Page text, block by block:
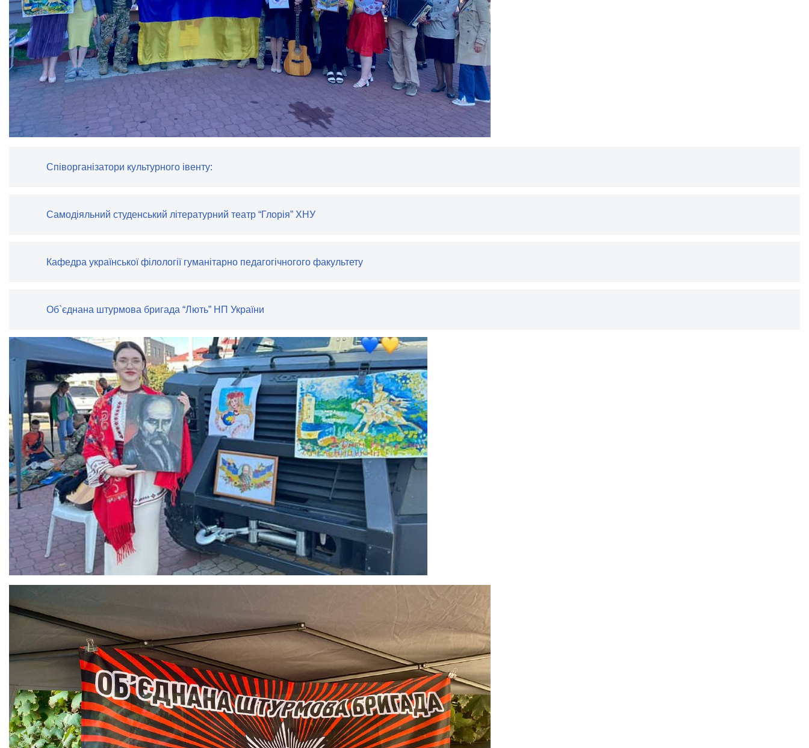
Співорганізатори культурного івенту:
Самодіяльний студенський літературний театр “Глорія” ХНУ
Кафедра української філології гуманітарно педагогічногого факультету
Об`єднана штурмова бригада “Лють” НП України